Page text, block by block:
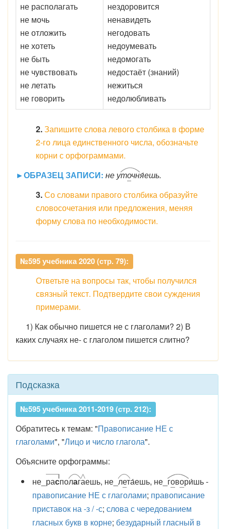
не располагать
не мочь
не отложить
не хотеть
не быть
не чувствовать
не летать
не говорить
нездоровится
ненавидеть
негодовать
недоумевать
недомогать
недостаёт (знаний)
нежиться
недолюбливать
2.Запишите слова левого столбика в форме
2-го лица единственного числа, обозначьте
корни с орфограммами.
►ОБРАЗЕЦ ЗАПИСИ: не уточня́ешь.
3.Со словами правого столбика образуйте
словосочетания или предложения, меняя
форму слова по необходимости.
№595 учебника 2020 (стр. 79):
Ответьте на вопросы так, чтобы получился
связный текст. Подтвердите свои суждения
примерами.
1) Как обычно пишется не с глаголами? 2) В
каких случаях не- с глаголом пишется слитно?
Подсказка
№595 учебника 2011-2019 (стр. 212):
Обратитесь к темам: "Правописание НЕ с
глаголами", "Лицо и число глагола".
Объясните орфограммы:
не_ располагаешь, не_ лета́ешь, не_ говори́шь -
правописание НЕ с глаголами; правописание
приставок на -з / -с; слова с чередованием
гласных букв в корне; безударный гласный в